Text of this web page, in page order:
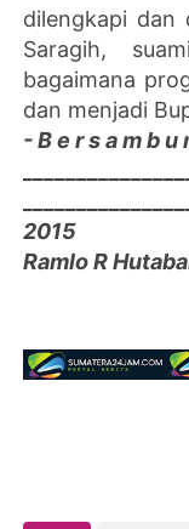
dilengkapi dan
Saragih,
bagaimana
dan menjadi
- B e r s a m b u
2015
Ramlo R